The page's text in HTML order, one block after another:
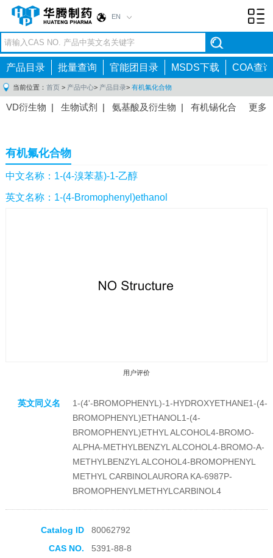
EN
产品目录 批量查询 官能团目录 MSDS下载 COA查询
当前位置： 首页 > 产品中心> 产品目录> 有机氟化合物
更多
VD衍生物 | 生物试剂 | 氨基酸及衍生物 | 有机锡化合
间体|抗高血压药物中间体
感染药物中间体|
体 |抗精神病药物中间体 |抗炎药物中间体
药中间体|其他原料药中间体|
有机氟化合物
中文名称：1-(4-溴苯基)-1-乙醇
英文名称：1-(4-Bromophenyl)ethanol
用户评价
收藏产品
英文同义名
1-(4'-BROMOPHENYL)-1-HYDROXYETHANE1-(4-
BROMOPHENYL)ETHANOL1-(4-
BROMOPHENYL)ETHYL ALCOHOL4-BROMO-
ALPHA-METHYLBENZYL ALCOHOL4-BROMO-A-
METHYLBENZYL ALCOHOL4-BROMOPHENYL
METHYL CARBINOLAURORA KA-6987P-
BROMOPHENYLMETHYLCARBINOL4
Catalog ID
80062792
CAS NO.
5391-88-8